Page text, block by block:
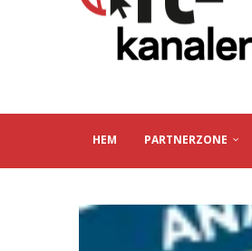
HEM PARTNERZONE